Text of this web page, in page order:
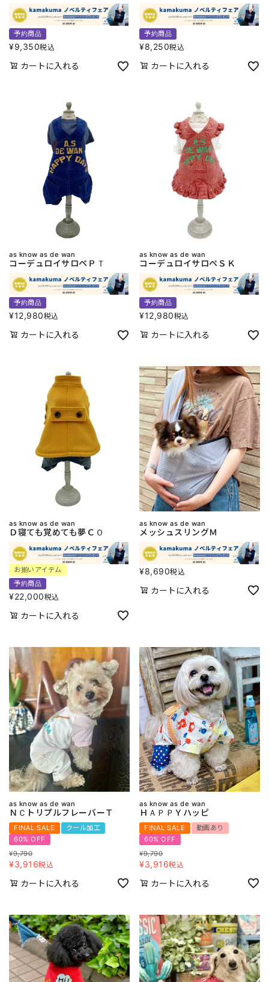
予約商品
¥9,350税込
カートに入れる
予約商品
¥8,250税込
カートに入れる
as know as de wan
コーデュロイサロペＰＴ
予約商品
¥12,980税込
カートに入れる
as know as de wan
コーデュロイサロペＳＫ
予約商品
¥12,980税込
カートに入れる
as know as de wan
Ｄ寝ても覚めても夢ＣＯ
お揃いアイテム
予約商品
¥22,000税込
カートに入れる
as know as de wan
メッシュスリングＭ
¥8,690税込
カートに入れる
as know as de wan
ＮＣトリプルフレーバーＴ
FINAL SALE
クール加工
60% OFF
¥9,790
¥3,916税込
カートに入れる
as know as de wan
ＨＡＰＰＹハッピ
FINAL SALE
動画あり
60% OFF
¥9,790
¥3,916税込
カートに入れる